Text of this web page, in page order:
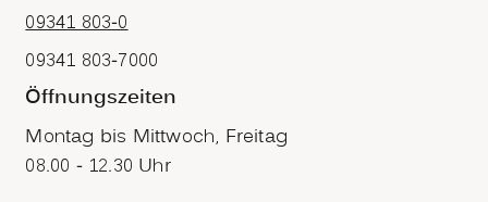
09341 803-0
09341 803-7000
Öffnungszeiten
Montag bis Mittwoch, Freitag
08.00 - 12.30 Uhr